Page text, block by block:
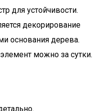
для устойчивости.
декорирование
основания дерева.
можно за сутки.